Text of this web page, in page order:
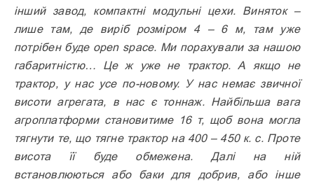
інший завод, компактні модульні цехи. Виняток –
лише там, де виріб розміром 4 – 6 м, там уже
потрібен буде open space. Ми порахували за нашою
габаритністю… Це ж уже не трактор. А якщо не
трактор, у нас усе по-новому. У нас немає звичної
висоти агрегата, в нас є тоннаж. Найбільша вага
агроплатформи становитиме 16 т, щоб вона могла
тягнути те, що тягне трактор на 400 – 450 к. с. Проте
висота її буде обмежена. Далі на ній
встановлюються або баки для добрив, або інше